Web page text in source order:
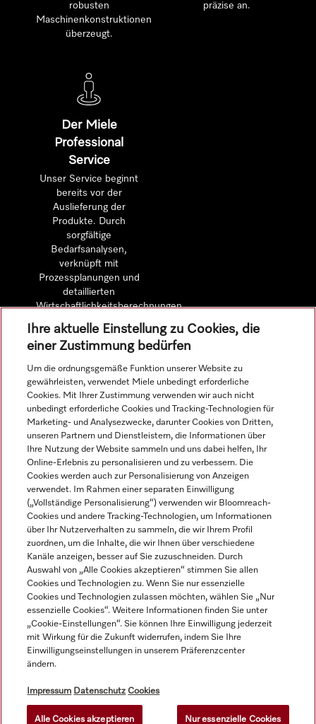
robusten
Maschinenkonstruktionen
überzeugt.
präzise an.
Der Miele
Professional
Service
Unser Service beginnt
bereits vor der
Auslieferung der
Produkte. Durch
sorgfältige
Bedarfsanalysen,
verknüpft mit
Prozessplanungen und
detaillierten
Wirtschaftlichkeitsberechnungen.
Navigation
Service
Alle Produktpreise zzgl. MwSt.; Lieferung stets ohne
Ihre aktuelle Einstellung zu Cookies, die
einer Zustimmung bedürfen
Um die ordnungsgemäße Funktion unserer Website zu
gewährleisten, verwendet Miele unbedingt erforderliche
Cookies. Mit Ihrer Zustimmung verwenden wir auch nicht
unbedingt erforderliche Cookies und Tracking-Technologien für
Marketing- und Analysezwecke, darunter Cookies von Dritten,
unseren Partnern und Dienstleistern, die Informationen über
Ihre Nutzung der Website sammeln und uns dabei helfen, Ihr
Online-Erlebnis zu personalisieren und zu verbessern. Die
Cookies werden auch zur Personalisierung von Anzeigen
verwendet. Im Rahmen einer separaten Einwilligung
(„Vollständige Personalisierung“) verwenden wir Bloomreach-
Cookies und andere Tracking-Technologien, um Informationen
über Ihr Nutzerverhalten zu sammeln, die wir Ihrem Profil
zuordnen, um die Inhalte, die wir Ihnen über verschiedene
Kanäle anzeigen, besser auf Sie zuzuschneiden. Durch
Auswahl von „Alle Cookies akzeptieren“ stimmen Sie allen
Cookies und Technologien zu. Wenn Sie nur essenzielle
Cookies und Technologien zulassen möchten, wählen Sie „Nur
essenzielle Cookies“. Weitere Informationen finden Sie unter
„Cookie-Einstellungen“. Sie können Ihre Einwilligung jederzeit
mit Wirkung für die Zukunft widerrufen, indem Sie Ihre
Einwilligungseinstellungen in unserem Präferenzcenter
ändern.
Impressum Datenschutz Cookies
Alle Cookies akzeptieren Nur essenzielle Cookies